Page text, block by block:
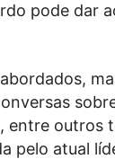
pode dar
entre outros
pelo atual